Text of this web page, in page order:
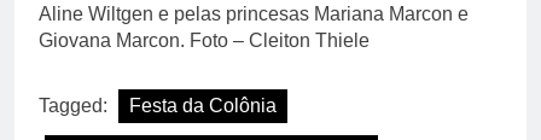
Aline Wiltgen e pelas princesas Mariana Marcon e
Giovana Marcon. Foto – Cleiton Thiele
Tagged: Festa da Colônia